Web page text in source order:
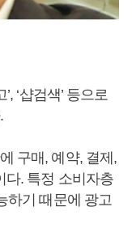
‘샵검색’ 등으로
구매, 예약, 결제,
다. 특정 소비자층
하기 때문에 광고